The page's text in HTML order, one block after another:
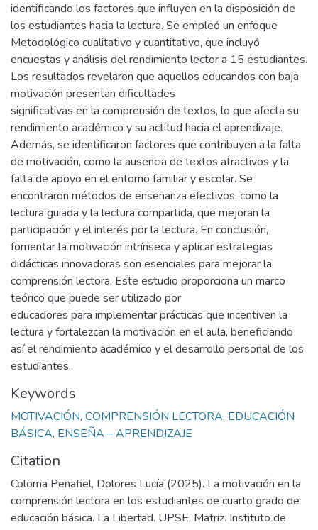
identificando los factores que influyen en la disposición de
los estudiantes hacia la lectura. Se empleó un enfoque
Metodológico cualitativo y cuantitativo, que incluyó
encuestas y análisis del rendimiento lector a 15 estudiantes.
Los resultados revelaron que aquellos educandos con baja
motivación presentan dificultades
significativas en la comprensión de textos, lo que afecta su
rendimiento académico y su actitud hacia el aprendizaje.
Además, se identificaron factores que contribuyen a la falta
de motivación, como la ausencia de textos atractivos y la
falta de apoyo en el entorno familiar y escolar. Se
encontraron métodos de enseñanza efectivos, como la
lectura guiada y la lectura compartida, que mejoran la
participación y el interés por la lectura. En conclusión,
fomentar la motivación intrínseca y aplicar estrategias
didácticas innovadoras son esenciales para mejorar la
comprensión lectora. Este estudio proporciona un marco
teórico que puede ser utilizado por
educadores para implementar prácticas que incentiven la
lectura y fortalezcan la motivación en el aula, beneficiando
así el rendimiento académico y el desarrollo personal de los
estudiantes.
Keywords
MOTIVACIÓN, COMPRENSIÓN LECTORA, EDUCACIÓN
BÁSICA, ENSEÑA – APRENDIZAJE
Citation
Coloma Peñafiel, Dolores Lucía (2025). La motivación en la
comprensión lectora en los estudiantes de cuarto grado de
educación básica. La Libertad. UPSE, Matriz. Instituto de